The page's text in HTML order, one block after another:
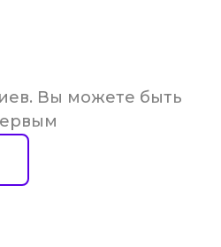
Вы можете быть